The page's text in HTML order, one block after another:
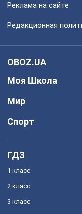
Реклама на сайте
Редакционная
OBOZ.UA
Моя Школа
Мир
Спорт
ГДЗ
1 класс
2 класс
3 класс